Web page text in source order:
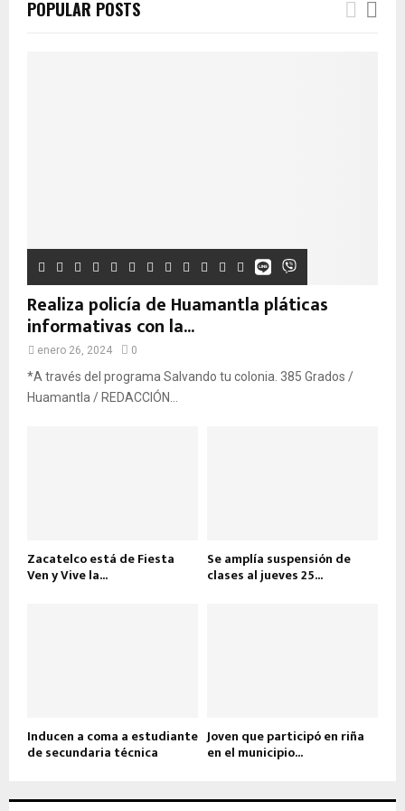
POPULAR POSTS
Realiza policía de Huamantla pláticas
informativas con la...
enero 26, 2024 0
*A través del programa Salvando tu colonia. 385 Grados /
Huamantla / REDACCIÓN...
Zacatelco está de Fiesta
Ven y Vive la...
Se amplía suspensión de
clases al jueves 25...
Inducen a coma a estudiante
de secundaria técnica
Joven que participó en riña
en el municipio...